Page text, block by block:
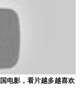
电影，看片越多越喜欢